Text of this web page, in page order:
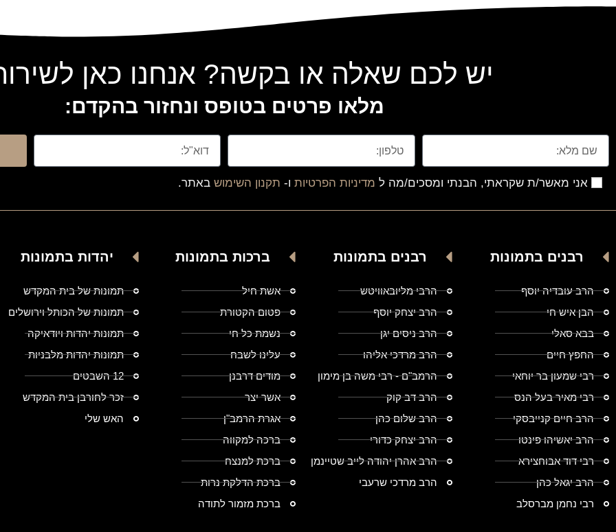
יש לכם שאלה או בקשה? אנחנו כאן
מלאו פרטים בטופס ונחזור בהקדם:
אני מאשר/ת שקראתי, הבנתי ומסכים/מה ל מדיניות הפרטיות ו- תקנון השימוש באתר.
רבנים בתמונות
הרב עובדיה יוסף
הבן איש חי
בבא סאלי
החפץ חיים
רבי שמעון בר יוחאי
רבי מאיר בעל הנס
הרב חיים קנייבסקי
הרב יאשיהו פינטו
רבי דוד אבוחצירא
הרב יגאל כהן
רבי נחמן מברסלב
רבנים בתמונות
הרבי מליובאוויטש
הרב יצחק יוסף
הרב ניסים יגן
הרב מרדכי אליהו
הרמב"ם - רבי משה בן מימון
הרב דב קוק
הרב שלום כהן
הרב יצחק כדורי
הרב אהרן יהודה לייב שטיינמן
הרב מרדכי שרעבי
ברכות בתמונות
אשת חיל
פטום הקטורת
נשמת כל חי
עלינו לשבח
מודים דרבנן
אשר יצר
אגרת הרמב"ן
ברכה למקווה
ברכת למנצח
ברכת הדלקת נרות
ברכת מזמור לתודה
יהדות בתמונות
תמונות של בית המקדש
תמונות של הכותל וירושלים
תמונות יהדות ויודאיקה
תמונות יהדות מלבניות
12 השבטים
זכר לחורבן בית המקדש
האש שלי